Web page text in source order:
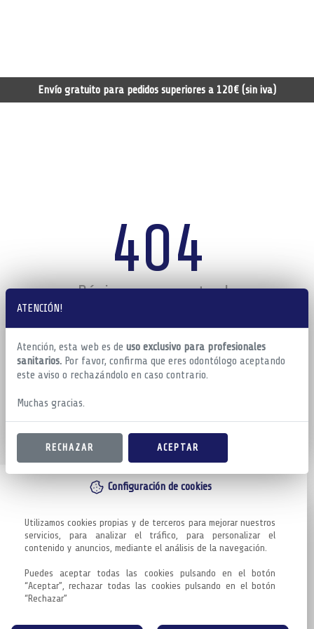
ATENCIÓN!
Atención, esta web es de uso exclusivo para profesionales
sanitarios. Por favor, confirma que eres odontólogo aceptando
este aviso o rechazándolo en caso contrario.
Muchas gracias.
RECHAZAR ACEPTAR
Configuración de cookies
Utilizamos cookies propias y de terceros para mejorar nuestros
servicios, para analizar el tráfico, para personalizar el
contenido y anuncios, mediante el análisis de la navegación.
Puedes aceptar todas las cookies pulsando en el botón
“Aceptar”, rechazar todas las cookies pulsando en el botón
“Rechazar”
Envío gratuito para pedidos superiores a 120€ (sin iva)
404
Página no encontrada